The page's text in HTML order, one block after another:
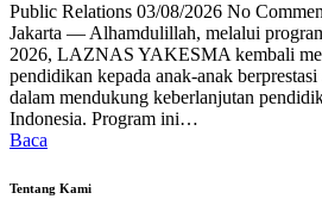
Public Relations 03/08/2026 No
Jakarta — Alhamdulillah, melalui
2026, LAZNAS YAKESMA kembali
pendidikan kepada anak-anak
dalam mendukung keberlanjutan
Indonesia. Program ini…
Baca
Tentang Kami